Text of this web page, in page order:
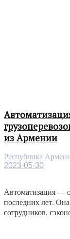
из Армении
Республика
2023-05-30
Автоматизация —
последних лет. Она
сотрудников,